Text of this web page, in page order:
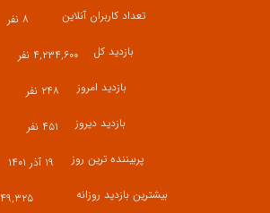
تعداد کاربران آنلاین
۸ نفر
بازدید کل
۴,۲۳۴,۶۰۰ نفر
بازدید امروز
۲۴۸ نفر
بازدید دیروز
۴۵۱ نفر
پربیننده ترین روز
۱۹ آذر ۱۴۰۱
بیشترین بازدید روزانه
۴۹,۳۲۵ نفر